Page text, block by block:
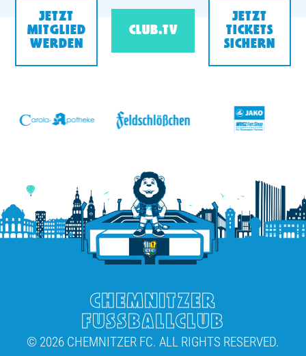
JETZT
MITGLIED
WERDEN
CLUB.TV
JETZT
TICKETS
SICHERN
CHEMNITZER
FUSSBALLCLUB
© 2026 CHEMNITZER FC. ALL RIGHTS RESERVED.